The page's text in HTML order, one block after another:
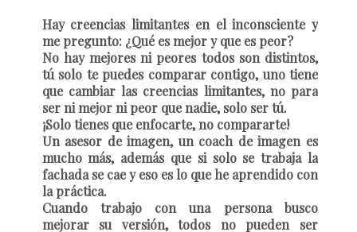
Hay creencias limitantes en el inconsciente y
me pregunto: ¿Qué es mejor y que es peor?
No hay mejores ni peores todos son distintos,
tú solo te puedes comparar contigo, uno tiene
que cambiar las creencias limitantes, no para
ser ni mejor ni peor que nadie, solo ser tú.
¡Solo tienes que enfocarte, no compararte!
Un asesor de imagen, un coach de imagen es
mucho más, además que si solo se trabaja la
fachada se cae y eso es lo que he aprendido con
la práctica.
Cuando trabajo con una persona busco
mejorar su versión, todos no pueden ser